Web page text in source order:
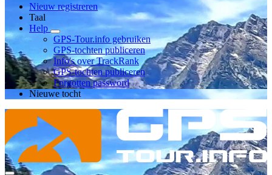
Nieuw registreren
Taal
Help
GPS-Tour.info gebruiken
GPS-tochten publiceren
Info's over TrackRank
GPS-tochten publiceren
Forgotten password
Nieuwe tocht